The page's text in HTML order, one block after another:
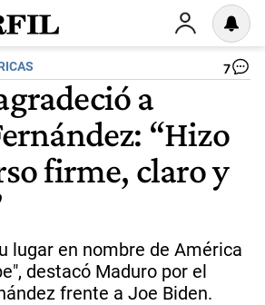
7
a
“Hizo
firme, claro y
lugar en nombre de América
destacó Maduro por el
frente a Joe Biden.